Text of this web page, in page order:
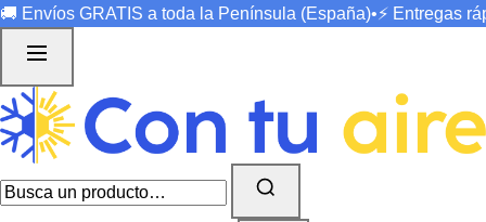
🚚 Envíos GRATIS a toda la Península (España)•⚡ Entregas